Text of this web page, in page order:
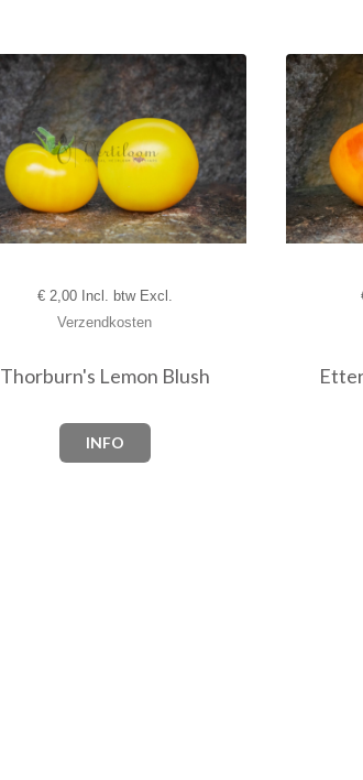
€2,00 Incl. btw Excl.
Verzendkosten
Thorburn's Lemon Blush
INFO